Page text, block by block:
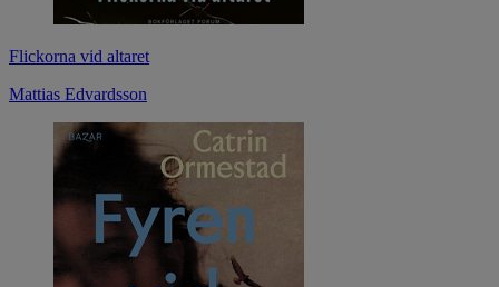
Flickorna vid altaret
Mattias Edvardsson